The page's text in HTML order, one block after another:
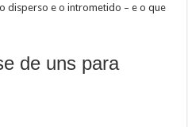
disperso e o intrometido – e o que
de uns para